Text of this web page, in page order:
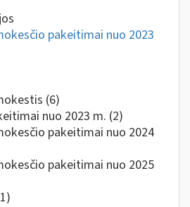
pakeitimai nuo 2023
(6)
nuo 2023 m. (2)
pakeitimai nuo 2024
pakeitimai nuo 2025